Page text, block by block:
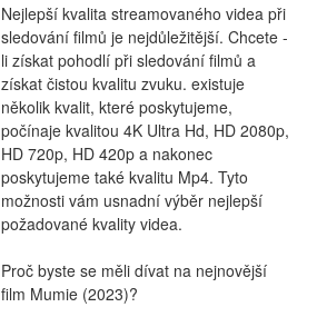
Nejlepší kvalita streamovaného videa při
sledování filmů je nejdůležitější. Chcete -
li získat pohodlí při sledování filmů a
získat čistou kvalitu zvuku. existuje
několik kvalit, které poskytujeme,
počínaje kvalitou 4K Ultra Hd, HD 2080p,
HD 720p, HD 420p a nakonec
poskytujeme také kvalitu Mp4. Tyto
možnosti vám usnadní výběr nejlepší
požadované kvality videa.
Proč byste se měli dívat na nejnovější
film Mumie (2023)?